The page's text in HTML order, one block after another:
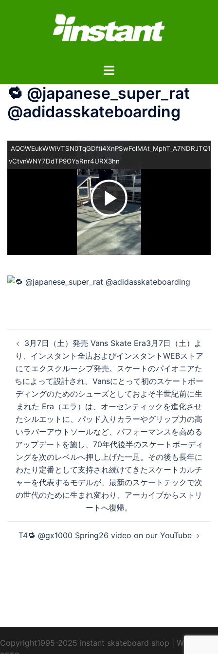
ス
ト
ル
ニ
ー
🔁 @japanese_super_rat
@adidasskateboarding
vCtvnWNY7DdTP9OYaRnr4URX3hn
ビ
デ
再
生
す
る
稿
ナ
ビ
ゲ
ー
シ
ョ
ン
3月7日（土）発売 Vans Skate Era3月7日（土）よ
り、インスタント全店およびインスタントWEBストア
にてエクスクルーシブ発売。スケートのパイオニアた
ちによって設計され、Vansにとって初のスケートボー
ディングのためのシューズとしておよそ半世紀前に生
まれた Era（エラ）は、オーセンティックを進化させ
たシルエットに、パッド入りカラーやグリップ力の高
いラバーアウトソールなど、パフォーマンスを高める
アップデートを施し、70年代後半のスケートボーディ
ングを次のレベルへ押し上げた一足。その後も長年に
わたり定番として支持され続けてきたスケートカルチ
ャーを代表するモデルが、最新のスケートテックで次
の世代のために生まれ変わり、アーカイブからストリ
ートへ復帰。
T4🔁 @gx1000 Spring26 video on our YouTube
Copyright1995-2025 instant skateboard shop
WebDesign